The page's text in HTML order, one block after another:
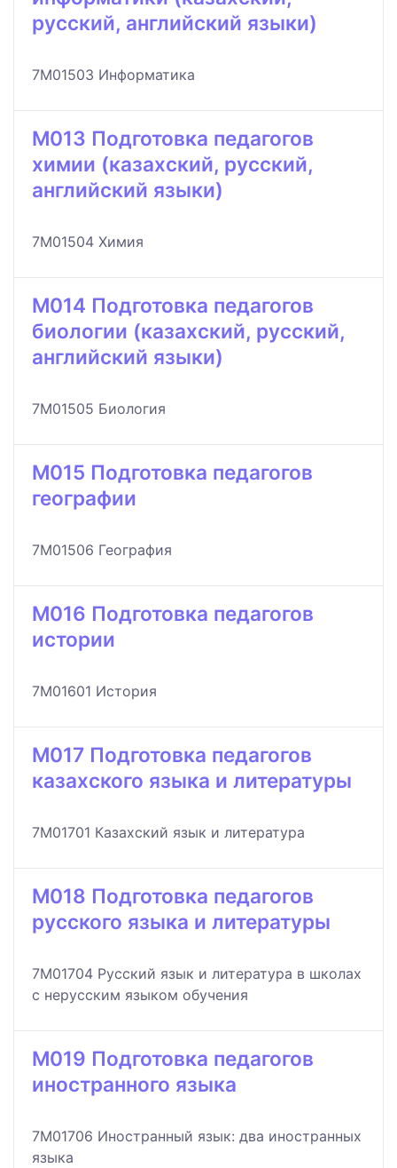
русский, английский языки)
7M01503 Информатика
M013 Подготовка педагогов
химии (казахский, русский,
английский языки)
7M01504 Химия
M014 Подготовка педагогов
биологии (казахский, русский,
английский языки)
7M01505 Биология
M015 Подготовка педагогов
географии
7M01506 География
M016 Подготовка педагогов
истории
7M01601 История
M017 Подготовка педагогов
казахского языка и литературы
7M01701 Казахский язык и литература
M018 Подготовка педагогов
русского языка и литературы
7M01704 Русский язык и литература в школах
с нерусским языком обучения
M019 Подготовка педагогов
иностранного языка
7M01706 Иностранный язык: два иностранных
языка